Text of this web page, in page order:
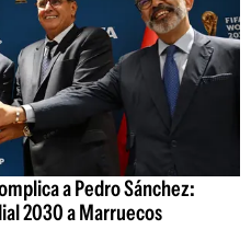
a Pedro Sánchez:
2030 a Marruecos